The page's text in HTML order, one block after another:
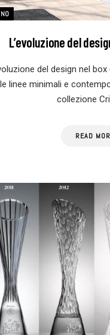
L’evoluzione del
del design nel
linee minimali e
collezione
READ